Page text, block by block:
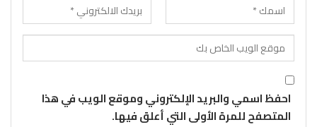
احفظ اسمي والبريد الإلكتروني وموقع الويب في هذا
المتصفح للمرة الأولى التي أعلق فيها.